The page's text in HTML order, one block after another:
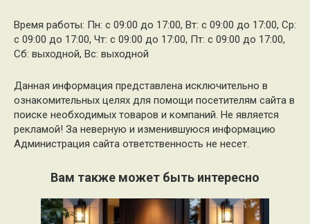
Время работы: Пн: с 09:00 до 17:00, Вт: с 09:00 до 17:00, Ср:
с 09:00 до 17:00, Чт: с 09:00 до 17:00, Пт: с 09:00 до 17:00,
Сб: выходной, Вс: выходной
Данная информация представлена исключительно в
ознакомительных целях для помощи посетителям сайта в
поиске необходимых товаров и компаний. Не является
рекламой! За неверную и изменившуюся информацию
Администрация сайта ответственность не несет.
Вам также может быть интересно